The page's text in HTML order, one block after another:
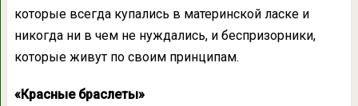
которые всегда купались в материнской ласке и
никогда ни в чем не нуждались, и беспризорники,
которые живут по своим принципам.
«Красные браслеты»